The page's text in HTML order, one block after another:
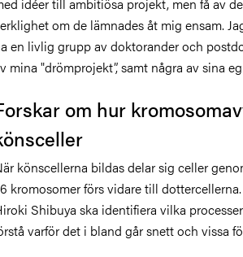
om de lämnades åt mig ensam.
en livlig grupp av doktorander och
mina "drömprojekt”, samt några av sina
om hur
könscellerna bildas delar sig celler
kromosomer förs vidare till
Shibuya ska identifiera vilka
varför det i bland går snett och vissa